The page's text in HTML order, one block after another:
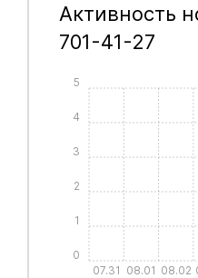
Активность
701-41-27
07.31 08.01 08.02
0
1
2
3
4
5